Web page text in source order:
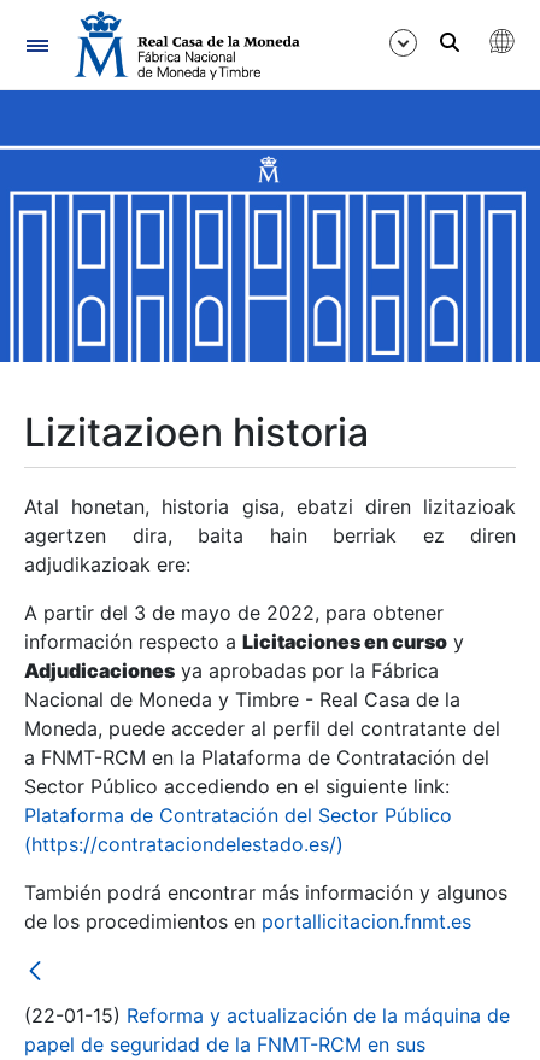
Nabigazioa
Erakutsi/Ezkutatu
Erakutsi/Ezkutatu
Erakutsi/Ezkutatu
Erakutsi/Ezkutatu
Erakutsi/Ezkutatu
Erakutsi/Ezkutatu
Erakutsi/Ezkutatu
Erakutsi/Ezkutatu
Lizitazioen historia
Atal honetan, historia gisa, ebatzi diren lizitazioak
agertzen dira, baita hain berriak ez diren
adjudikazioak ere:
A partir del 3 de mayo de 2022, para obtener
información respecto a Licitaciones en curso y
Adjudicaciones ya aprobadas por la Fábrica
Nacional de Moneda y Timbre - Real Casa de la
Moneda, puede acceder al perfil del contratante del
a FNMT-RCM en la Plataforma de Contratación del
Sector Público accediendo en el siguiente link:
Plataforma de Contratación del Sector Público
(https://contrataciondelestado.es/)
También podrá encontrar más información y algunos
de los procedimientos en portallicitacion.fnmt.es
(22-01-15) Reforma y actualización de la máquina de
papel de seguridad de la FNMT-RCM en sus